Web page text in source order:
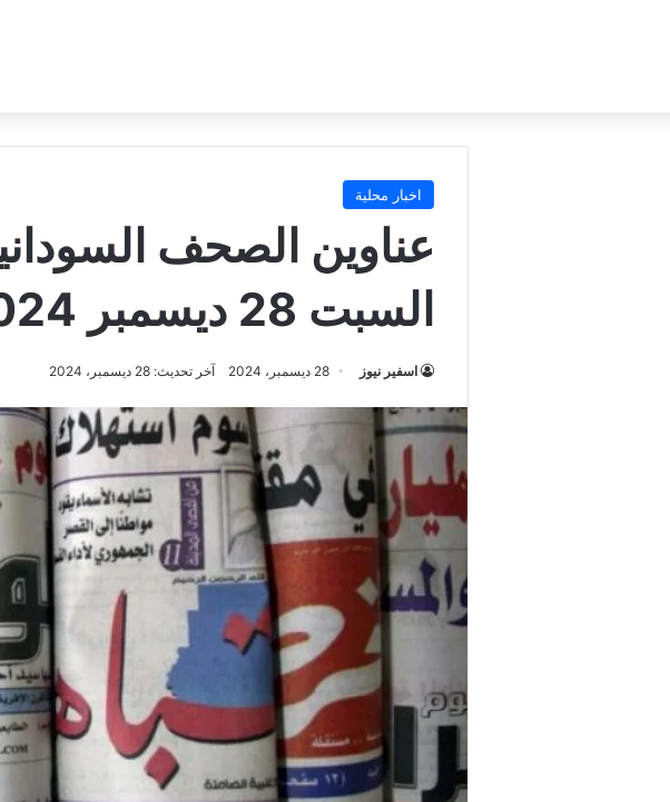
اخبار محلية
عناوين الصحف
السبت 28 ديسمبر 2024م
اسفير نيوز 28 ديسمبر، 2024 آخر تحديث: 28 ديسمبر، 2024